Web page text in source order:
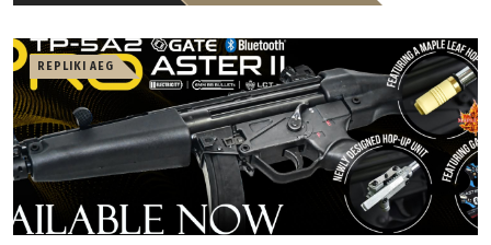
REPLIKI AEG